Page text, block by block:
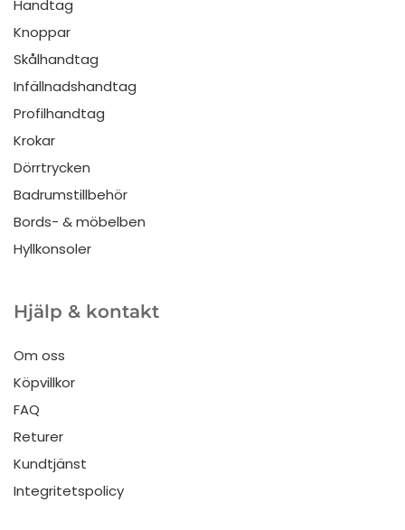
Handtag
Knoppar
Skålhandtag
Infällnadshandtag
Profilhandtag
Krokar
Dörrtrycken
Badrumstillbehör
Bords- & möbelben
Hyllkonsoler
Hjälp & kontakt
Om oss
Köpvillkor
FAQ
Returer
Kundtjänst
Integritetspolicy